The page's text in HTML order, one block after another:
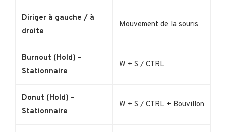
Diriger à gauche / à
droite
Mouvement de la souris
Burnout (Hold) –
Stationnaire
W + S / CTRL
Donut (Hold) –
Stationnaire
W + S / CTRL + Bouvillon